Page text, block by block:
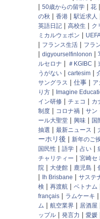
| 50歳からの留学 | 花 |
の秋 | 香港 | 駅近求人
英語日記 | 高校生 | ク
ミカルウェポン |
| フランス生活 | フラ
| digyourselfinlonon |
ルセロナ | ＃KGIBC |
うがない | cartesim |
サングラス | 仕事 | ア
り方 | Imagine
イン研修 | チェコ | カ
制度 | コロナ禍 | サン
ール大聖堂 | 興味 | 国
抽選 | 最新ニュース |
ーホリ後 | 新年のご
国民性 | 語学 | 占い |
チャリティー | 宮崎セ
院 | 大使館 | 鹿児島 |
| Ih Brisbane | サステ
検 | 再渡航 | ベトナム
français | ラムケーキ |
ム | 航空業界 | 居酒屋
ップル | 発言力 | 愛媛